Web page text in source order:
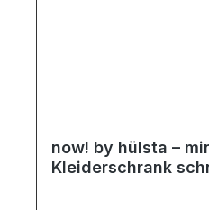
now! by hülsta –
Kleiderschrank